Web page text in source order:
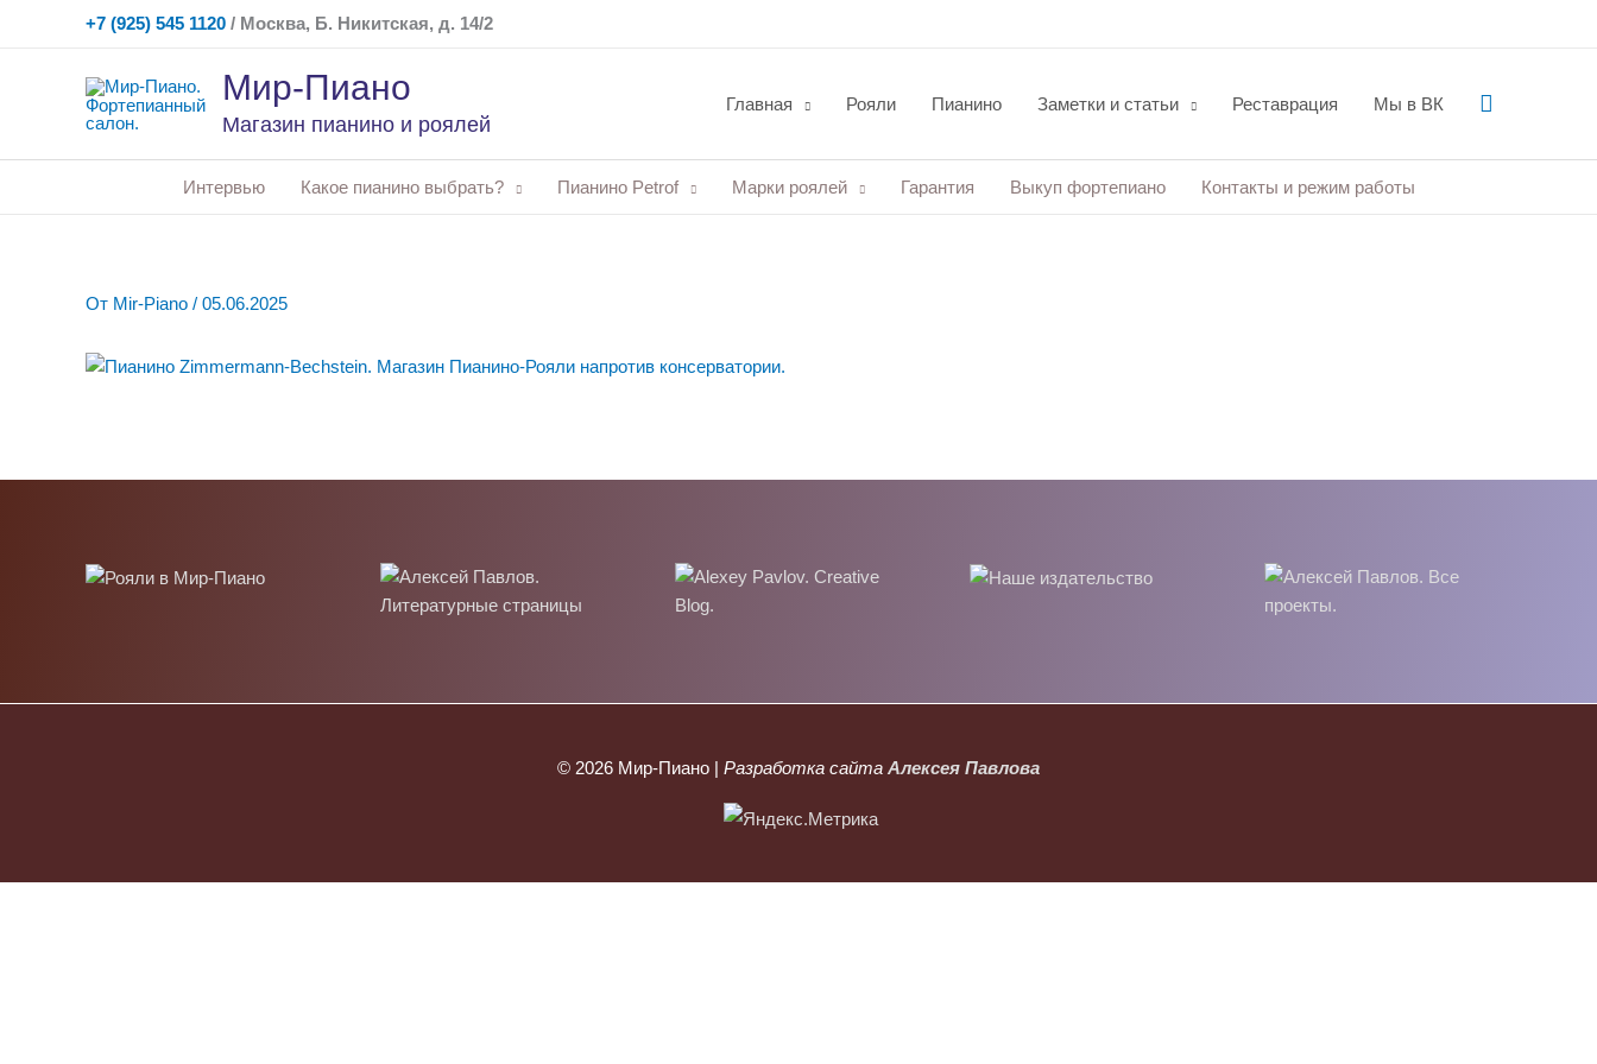
+7 (925) 545 1120 / Москва, Б. Никитская, д. 14/2
Мир-Пиано
Магазин пианино и роялей
Главная Рояли Пианино Заметки и статьи Реставрация Мы в ВК Поиск
Интервью Какое пианино выбрать? Пианино Petrof Марки роялей Гарантия Выкуп фортепиано Контакты и режим работы
От Mir-Piano / 05.06.2025
© 2026 Мир-Пиано | Разработка сайта Алексея Павлова